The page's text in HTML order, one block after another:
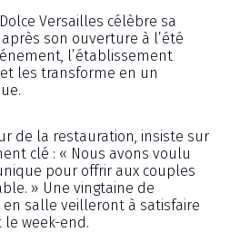
Versailles célèbre sa
son ouverture à l’été
l’établissement
les transforme en un
de la restauration, insiste sur
clé : « Nous avons voulu
pour offrir aux couples
» Une vingtaine de
salle veilleront à satisfaire
week-end.